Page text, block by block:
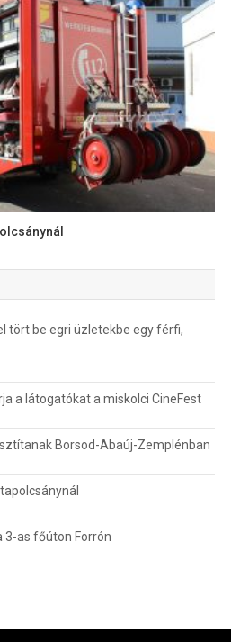
tört be egri üzletekbe egy férfi,
a látogatókat a miskolci CineFest
Borsod-Abaúj-Zemplénban
3-as főúton Forrón